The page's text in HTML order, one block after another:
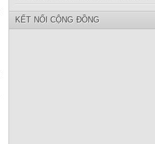
KẾT NỐI CỘNG ĐỒNG